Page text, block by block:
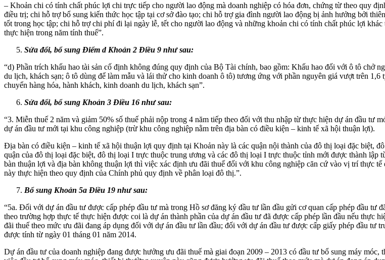
– Khoản chi có tính chất phúc lợi chi trực tiếp cho người lao động mà doanh nghiệp có hóa đơn, chứng từ theo quy
điều trị; chi hỗ trợ bổ sung kiến thức học tập tại cơ sở đào tạo; chi hỗ trợ gia đình người lao động bị ảnh hưởng bởi
tốt trong học tập; chi hỗ trợ chi phí đi lại ngày lễ, tết cho người lao động và những khoản chi có tính chất phúc lợi
thực hiện trong năm tính thuế”.
Sửa đổi, bổ sung Điểm d Khoản 2 Điều 9 như sau:
“d) Phần trích khấu hao tài sản cố định không đúng quy định của Bộ Tài chính, bao gồm: Khấu hao đối với ô tô chở
du lịch, khách sạn; ô tô dùng để làm mẫu và lái thử cho kinh doanh ô tô) tương ứng với phần nguyên giá vượt trên
chuyển hàng hóa, hành khách, kinh doanh du lịch, khách sạn”.
Sửa đổi, bổ sung Khoản 3 Điều 16 như sau:
“3. Miễn thuế 2 năm và giảm 50% số thuế phải nộp trong 4 năm tiếp theo đối với thu nhập từ thực hiện dự án đầu
dự án đầu tư mới tại khu công nghiệp (trừ khu công nghiệp nằm trên địa bàn có điều kiện – kinh tế xã hội thuận lợi).
Địa bàn có điều kiện – kinh tế xã hội thuận lợi quy định tại Khoản này là các quận nội thành của đô thị loại đặc biệt,
quận của đô thị loại đặc biệt, đô thị loại I trực thuộc trung ương và các đô thị loại I trực thuộc tỉnh mới được thành lập
bàn thuận lợi và địa bàn không thuận lợi thì việc xác định ưu đãi thuế đối với khu công nghiệp căn cứ vào vị trí thực
này thực hiện theo quy định của Chính phủ quy định về phân loại đô thị.”.
Bổ sung Khoản 5a Điều 19 như sau:
“5a. Đối với dự án đầu tư được cấp phép đầu tư mà trong Hồ sơ đăng ký đầu tư lần đầu gửi cơ quan cấp phép đầu tư
theo trường hợp thực tế thực hiện được coi là dự án thành phần của dự án đầu tư đã được cấp phép lần đầu nếu thực
đãi thuế theo mức ưu đãi đang áp dụng đối với dự án đầu tư lần đầu; đối với dự án đầu tư được cấp giấy phép đầu
được tính từ ngày 01 tháng 01 năm 2014.
Dự án đầu tư của doanh nghiệp đang được hưởng ưu đãi thuế mà giai đoạn 2009 – 2013 có đầu tư bổ sung máy